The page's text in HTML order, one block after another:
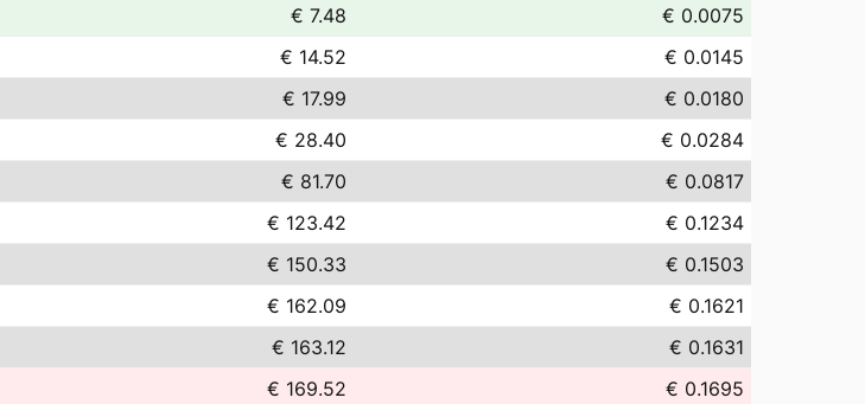
€ 7.48
€ 0.0075
€ 14.52
€ 0.0145
€ 17.99
€ 0.0180
€ 28.40
€ 0.0284
€ 81.70
€ 0.0817
€ 123.42
€ 0.1234
€ 150.33
€ 0.1503
€ 162.09
€ 0.1621
€ 163.12
€ 0.1631
€ 169.52
€ 0.1695